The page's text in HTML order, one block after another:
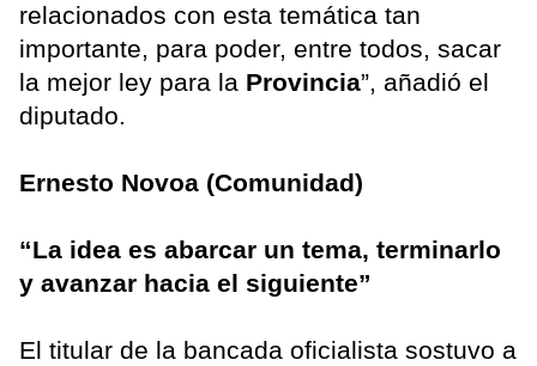
relacionados con esta temática tan
importante, para poder, entre todos, sacar
la mejor ley para la Provincia”, añadió el
diputado.
Ernesto Novoa (Comunidad)
“La idea es abarcar un tema, terminarlo
y avanzar hacia el siguiente”
El titular de la bancada oficialista sostuvo a